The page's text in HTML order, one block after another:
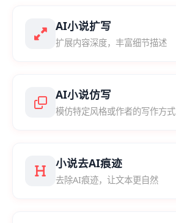
AI小说扩写
扩展内容深度，丰富细节描述
AI小说仿写
模仿特定风格或作者的写作方式
小说去AI痕迹
去除AI痕迹，让文本更自然